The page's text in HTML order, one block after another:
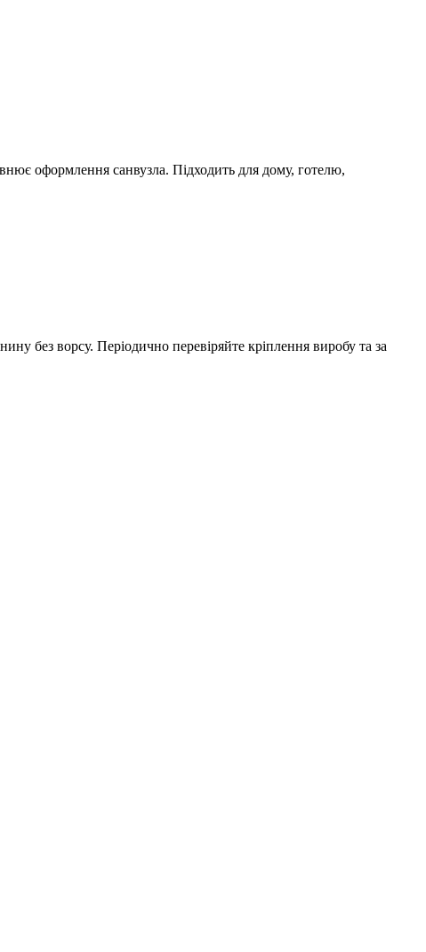
оформлення санвузла. Підходить для дому, готелю,
без ворсу. Періодично перевіряйте кріплення виробу та за